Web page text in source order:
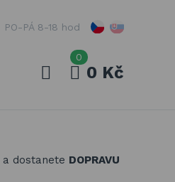
PO-PÁ 8-18 hod
0
0 Kč
a dostanete DOPRAVU